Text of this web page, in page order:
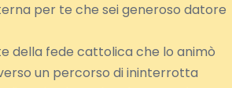
per te che sei generoso datore
della fede cattolica che lo animò
un percorso di ininterrotta